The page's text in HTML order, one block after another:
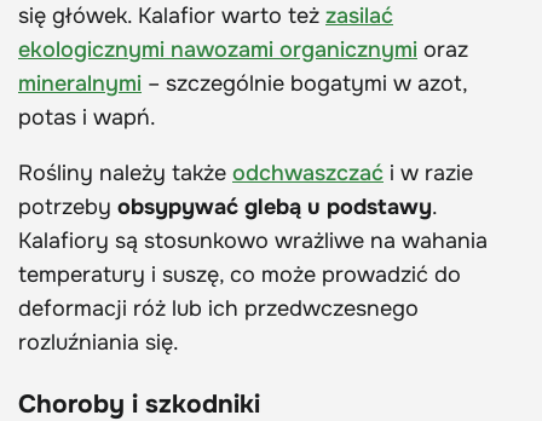
się główek. Kalafior warto też zasilać
ekologicznymi nawozami organicznymi oraz
mineralnymi – szczególnie bogatymi w azot,
potas i wapń.
Rośliny należy także odchwaszczać i w razie
potrzeby obsypywać glebą u podstawy.
Kalafiory są stosunkowo wrażliwe na wahania
temperatury i suszę, co może prowadzić do
deformacji róż lub ich przedwczesnego
rozluźniania się.
Choroby i szkodniki